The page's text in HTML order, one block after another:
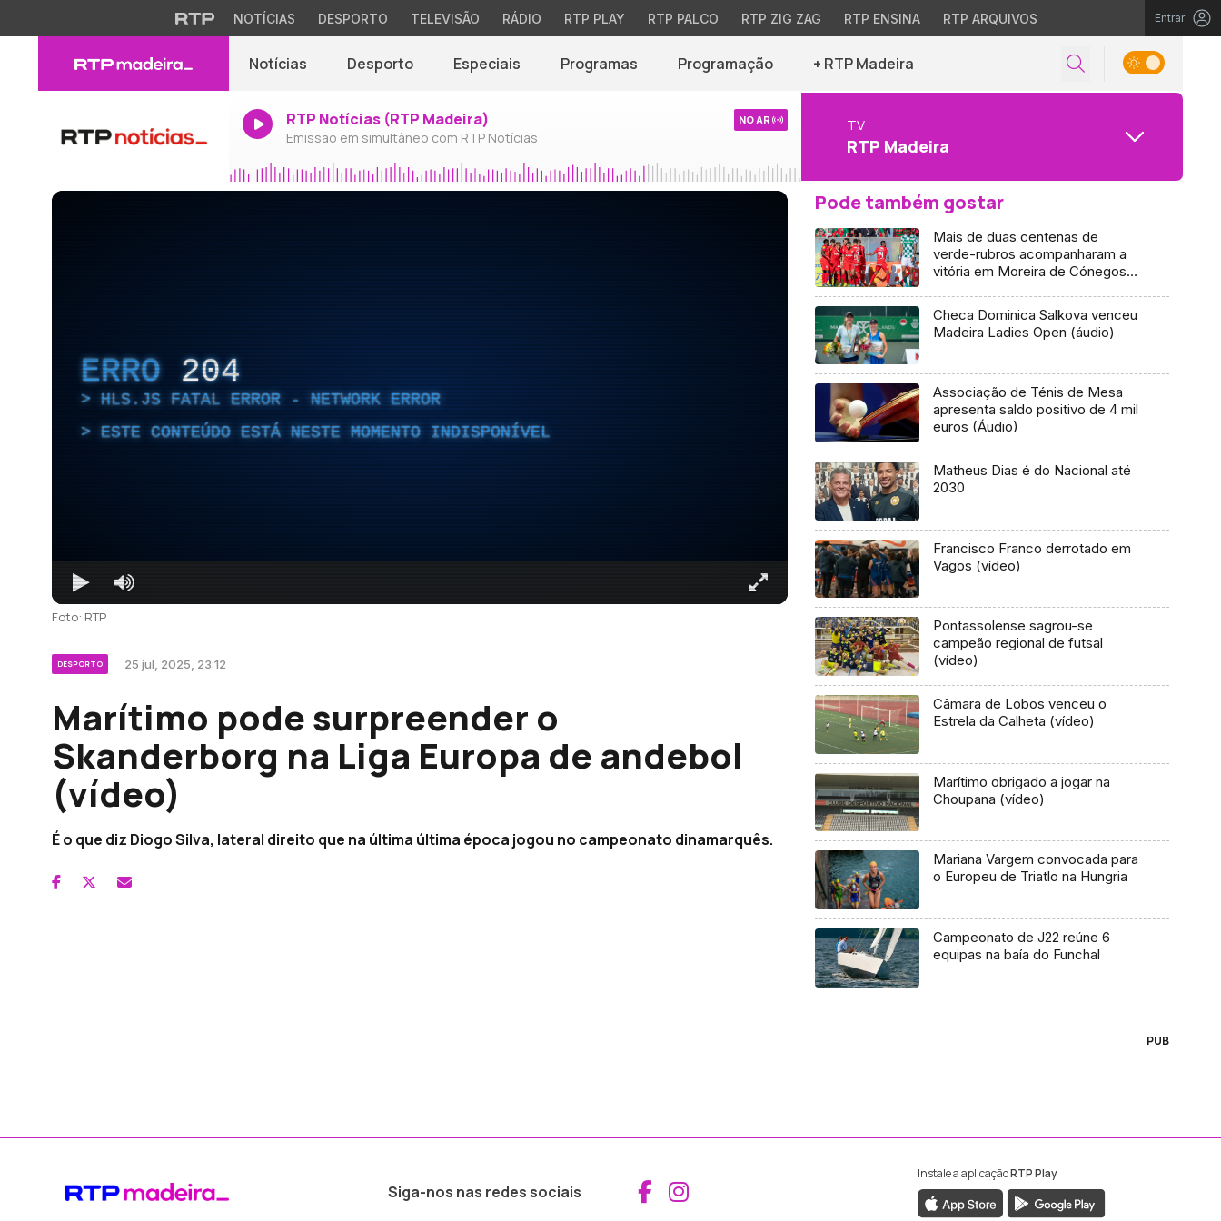
NOTÍCIAS DESPORTO TELEVISÃO RÁDIO RTP PLAY RTP PALCO RTP ZIG ZAG RTP ENSINA RTP ARQUIVOS Entrar
Notícias Desporto Especiais Programas Programação + RTP Madeira
RTP Notícias (RTP Madeira)
Emissão em simultâneo com RTP Notícias
NO AR TV
RTP Madeira
ERRO 204
HLS.JS FATAL ERROR - NETWORK ERROR
ESTE CONTEÚDO ESTÁ NESTE MOMENTO INDISPONÍVEL
Foto: RTP
DESPORTO 25 jul, 2025, 23:12
Marítimo pode surpreender o
Skanderborg na Liga Europa de andebol
(vídeo)
É o que diz Diogo Silva, lateral direito que na última última época jogou no campeonato dinamarquês.
Pode também gostar
Mais de duas centenas de
verde-rubros acompanharam a
vitória em Moreira de Cónegos
Checa Dominica Salkova venceu
Madeira Ladies Open (áudio)
Associação de Ténis de Mesa
apresenta saldo positivo de 4 mil
euros (Áudio)
Matheus Dias é do Nacional até
2030
Francisco Franco derrotado em
Vagos (vídeo)
Pontassolense sagrou-se
campeão regional de futsal
(vídeo)
Câmara de Lobos venceu o
Estrela da Calheta (vídeo)
Marítimo obrigado a jogar na
Choupana (vídeo)
Mariana Vargem convocada para
o Europeu de Triatlo na Hungria
Campeonato de J22 reúne 6
equipas na baía do Funchal
PUB
Siga-nos nas redes sociais Aceder ao Facebook da RTP Madeira
Aceder ao Instagram da RTP Madeira
Instale a aplicaçãoRTP Play